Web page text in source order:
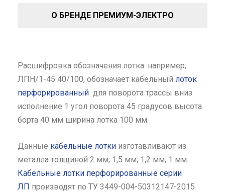
О БРЕНДЕ ПРЕМИУМ-ЭЛЕКТРО
Расшифровка обозначения лотка: например,
ЛПН/1-45 40/100, обозначает кабельный лоток
перфорированный для поворота трассы вниз
исполнение 1 угол поворота 45 градусов высота
борта 40 мм ширина лотка 100 мм.
Данные кабельные лотки изготавливают из
металла толщиной 2 мм; 1,5 мм; 1,2 мм, 1 мм.
Кабельные лотки перфорированные серии
ЛП производят по ТУ 3449-004-50312147-2015